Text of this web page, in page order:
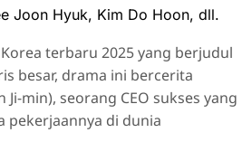
Joon Hyuk, Kim Do Hoon, dll.
terbaru 2025 yang berjudul
besar, drama ini bercerita
Ji-min), seorang CEO sukses yang
pekerjaannya di dunia